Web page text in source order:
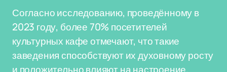
Согласно исследованию, проведённому в
2023 году, более 70% посетителей
культурных кафе отмечают, что такие
заведения способствуют их духовному росту